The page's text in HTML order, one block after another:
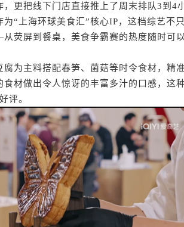
更把线下门店直接推上了周末排队3到4
“上海环球美食汇”核心IP，这档综艺不
荧屏到餐桌，美食争霸赛的热度随时可
主料搭配春笋、菌菇等时令食材，精
材做出令人惊讶的丰富多汁的口感，这
评。